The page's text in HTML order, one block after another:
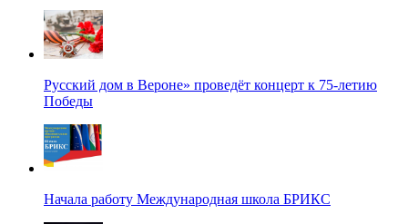
Русский дом в Вероне» проведёт концерт к 75-летию
Победы
Начала работу Международная школа БРИКС